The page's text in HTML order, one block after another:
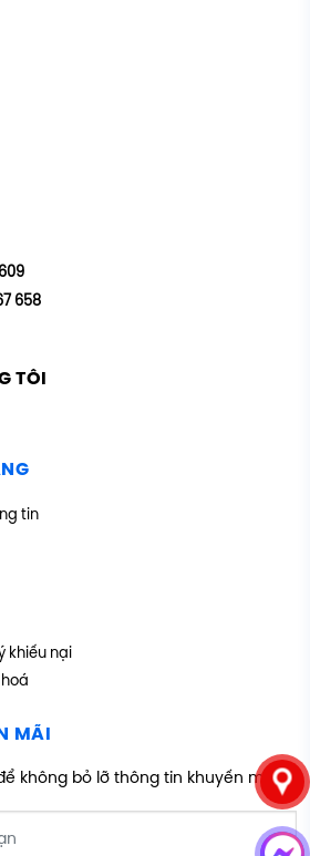
658
TÔI
tin
khiếu nại
MÃI
không bỏ lỡ thông tin khuyến mãi